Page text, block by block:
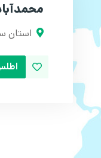
استان